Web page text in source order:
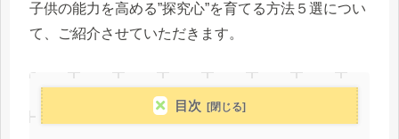
子供の能力を高める”探究心”を育てる方法５選につい
て、ご紹介させていただきます。
目次